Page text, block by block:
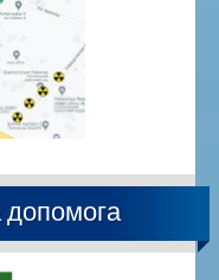
допомога